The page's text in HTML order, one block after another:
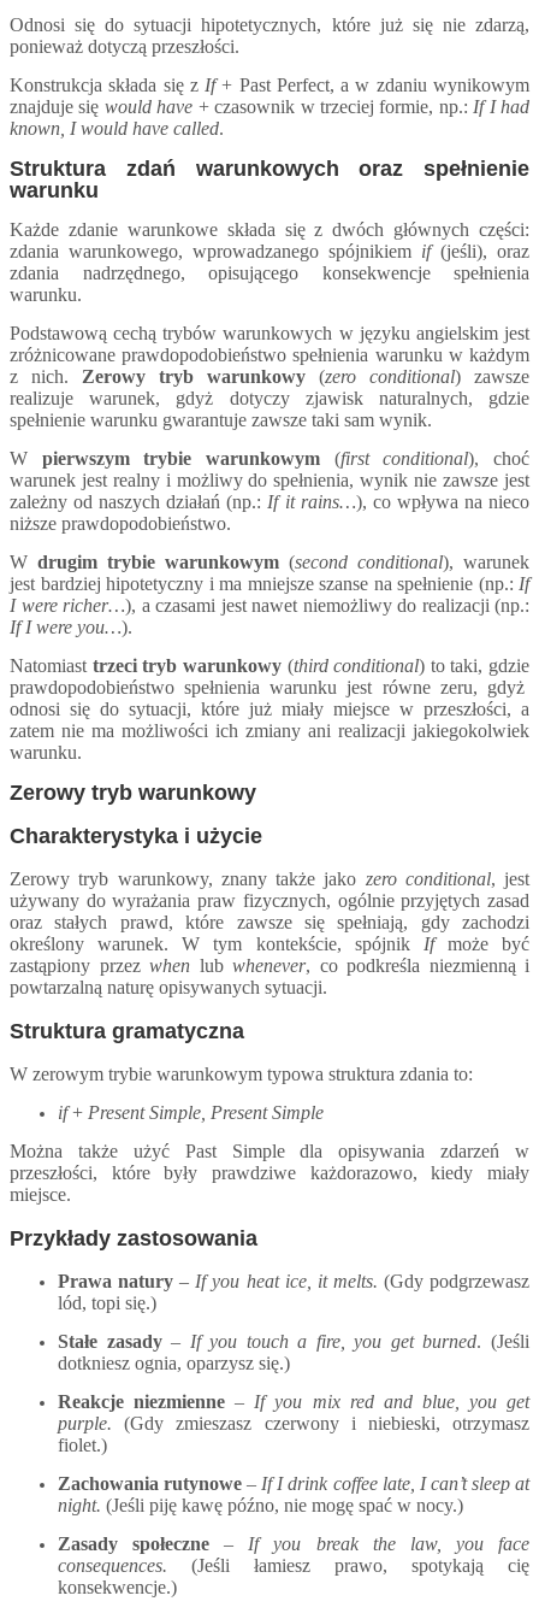
Odnosi się do sytuacji hipotetycznych, które już się nie zdarzą,
ponieważ dotyczą przeszłości.
Konstrukcja składa się z If+ Past Perfect, a w zdaniu wynikowym
znajduje się would have + czasownik w trzeciej formie, np.: If I had
known, I would have called.
Struktura zdań warunkowych oraz spełnienie
warunku
Każde zdanie warunkowe składa się z dwóch głównych części:
zdania warunkowego, wprowadzanego spójnikiem if(jeśli), oraz
zdania nadrzędnego, opisującego konsekwencje spełnienia
warunku.
Podstawową cechą trybów warunkowych w języku angielskim jest
zróżnicowane prawdopodobieństwo spełnienia warunku w każdym
z nich. Zerowy tryb warunkowy (zero conditional) zawsze
realizuje warunek, gdyż dotyczy zjawisk naturalnych, gdzie
spełnienie warunku gwarantuje zawsze taki sam wynik.
W pierwszym trybie warunkowym (first conditional), choć
warunek jest realny i możliwy do spełnienia, wynik nie zawsze jest
zależny od naszych działań (np.: If it rains…), co wpływa na nieco
niższe prawdopodobieństwo.
W drugim trybie warunkowym (second conditional), warunek
jest bardziej hipotetyczny i ma mniejsze szanse na spełnienie (np.: If
I were richer…), a czasami jest nawet niemożliwy do realizacji (np.:
If I were you…).
Natomiast trzeci tryb warunkowy(third conditional) to taki, gdzie
prawdopodobieństwospełnienia warunku jest równe zeru, gdyż
odnosi się do sytuacji, które już miały miejsce w przeszłości, a
zatem nie ma możliwości ich zmiany ani realizacji jakiegokolwiek
warunku.
Zerowy tryb warunkowy
Charakterystyka i użycie
Zerowy tryb warunkowy, znany także jako zero conditional, jest
używany do wyrażania praw fizycznych, ogólnie przyjętych zasad
oraz stałych prawd, które zawsze się spełniają, gdy zachodzi
określony warunek. W tym kontekście, spójnik If może być
zastąpiony przez when lub whenever, co podkreśla niezmienną i
powtarzalną naturę opisywanych sytuacji.
Struktura gramatyczna
W zerowym trybie warunkowym typowa struktura zdania to:
if+ Present Simple, Present Simple
Można także użyć Past Simple dla opisywania zdarzeń w
przeszłości, które były prawdziwe każdorazowo, kiedy miały
miejsce.
Przykłady zastosowania
Prawa natury – If you heat ice, it melts. (Gdy podgrzewasz
lód, topi się.)
Stałe zasady– If you touch a fire, you get burned. (Jeśli
dotkniesz ognia, oparzysz się.)
Reakcje niezmienne – If you mix red and blue, you get
purple. (Gdy zmieszasz czerwony i niebieski, otrzymasz
fiolet.)
Zachowania rutynowe – If I drink coffee late, I can’t sleep at
night. (Jeśli piję kawę późno, nie mogę spać w nocy.)
Zasady społeczne
– If you break the law, you face
consequences. (Jeśli łamiesz prawo, spotykają cię
konsekwencje.)